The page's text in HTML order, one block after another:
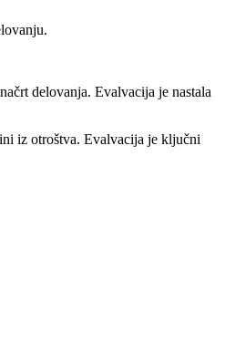
delovanja. Evalvacija je nastala
iz otroštva. Evalvacija je ključni